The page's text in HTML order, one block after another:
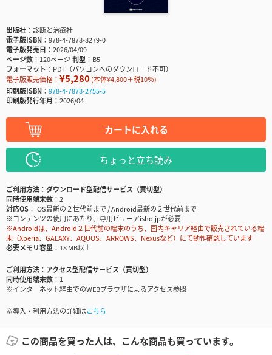
出版社
診断と治療社
電子版ISBN
978-4-7878-8279-0
電子版発売日
2026/04/09
ページ数
120ページ判型
B5
フォーマット
PDF（パソコンへのダウンロード不可）
電子版販売価格： ¥5,280(本体¥4,800＋税10％)
印刷版ISBN
978-4-7878-2755-5
印刷版発行年月
2026/04
カートに入れる
ちょっと立ち読み
ご利用方法
ダウンロード型配信サービス（買切型）
同時使用端末数
2
対応OS
iOS最新の２世代前まで / Android最新の２世代前まで
※コンテンツの使用にあたり、専用ビューアisho.jpが必要
※Androidは、Android２世代前の端末のうち、国内キャリア経由で販売されている端
末（Xperia、GALAXY、AQUOS、ARROWS、Nexusなど）にて動作確認しています
必要メモリ容量
18 MB以上
ご利用方法
アクセス型配信サービス（買切型）
同時使用端末数
1
※インターネット経由でのWEBブラウザによるアクセス参照
※導入・利用方法の詳細はこちら
この商品を買った人は、こんな商品も買っています。